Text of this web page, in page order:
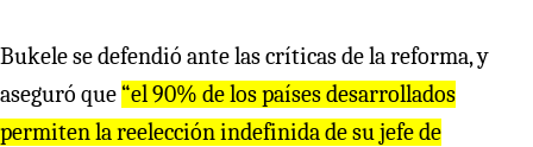
Bukele se defendió ante las críticas de la reforma, y
aseguró que “el 90% de los países desarrollados
permiten la reelección indefinida de su jefe de